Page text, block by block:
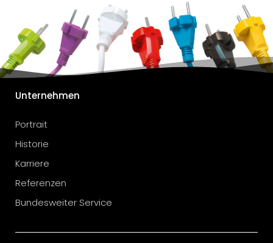
Unternehmen
Portrait
Historie
Karriere
Referenzen
Bundesweiter Service